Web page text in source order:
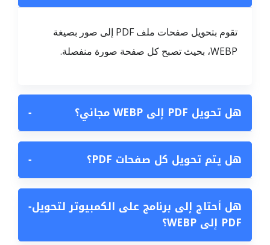
تقوم بتحويل صفحات ملف PDF إلى صور بصيغة
WEBP، بحيث تصبح كل صفحة صورة منفصلة.
هل تحويل PDF إلى WEBP مجاني؟ −
هل يتم تحويل كل صفحات PDF؟ −
هل أحتاج إلى برنامج على الكمبيوتر لتحويل
PDF إلى WEBP؟
−